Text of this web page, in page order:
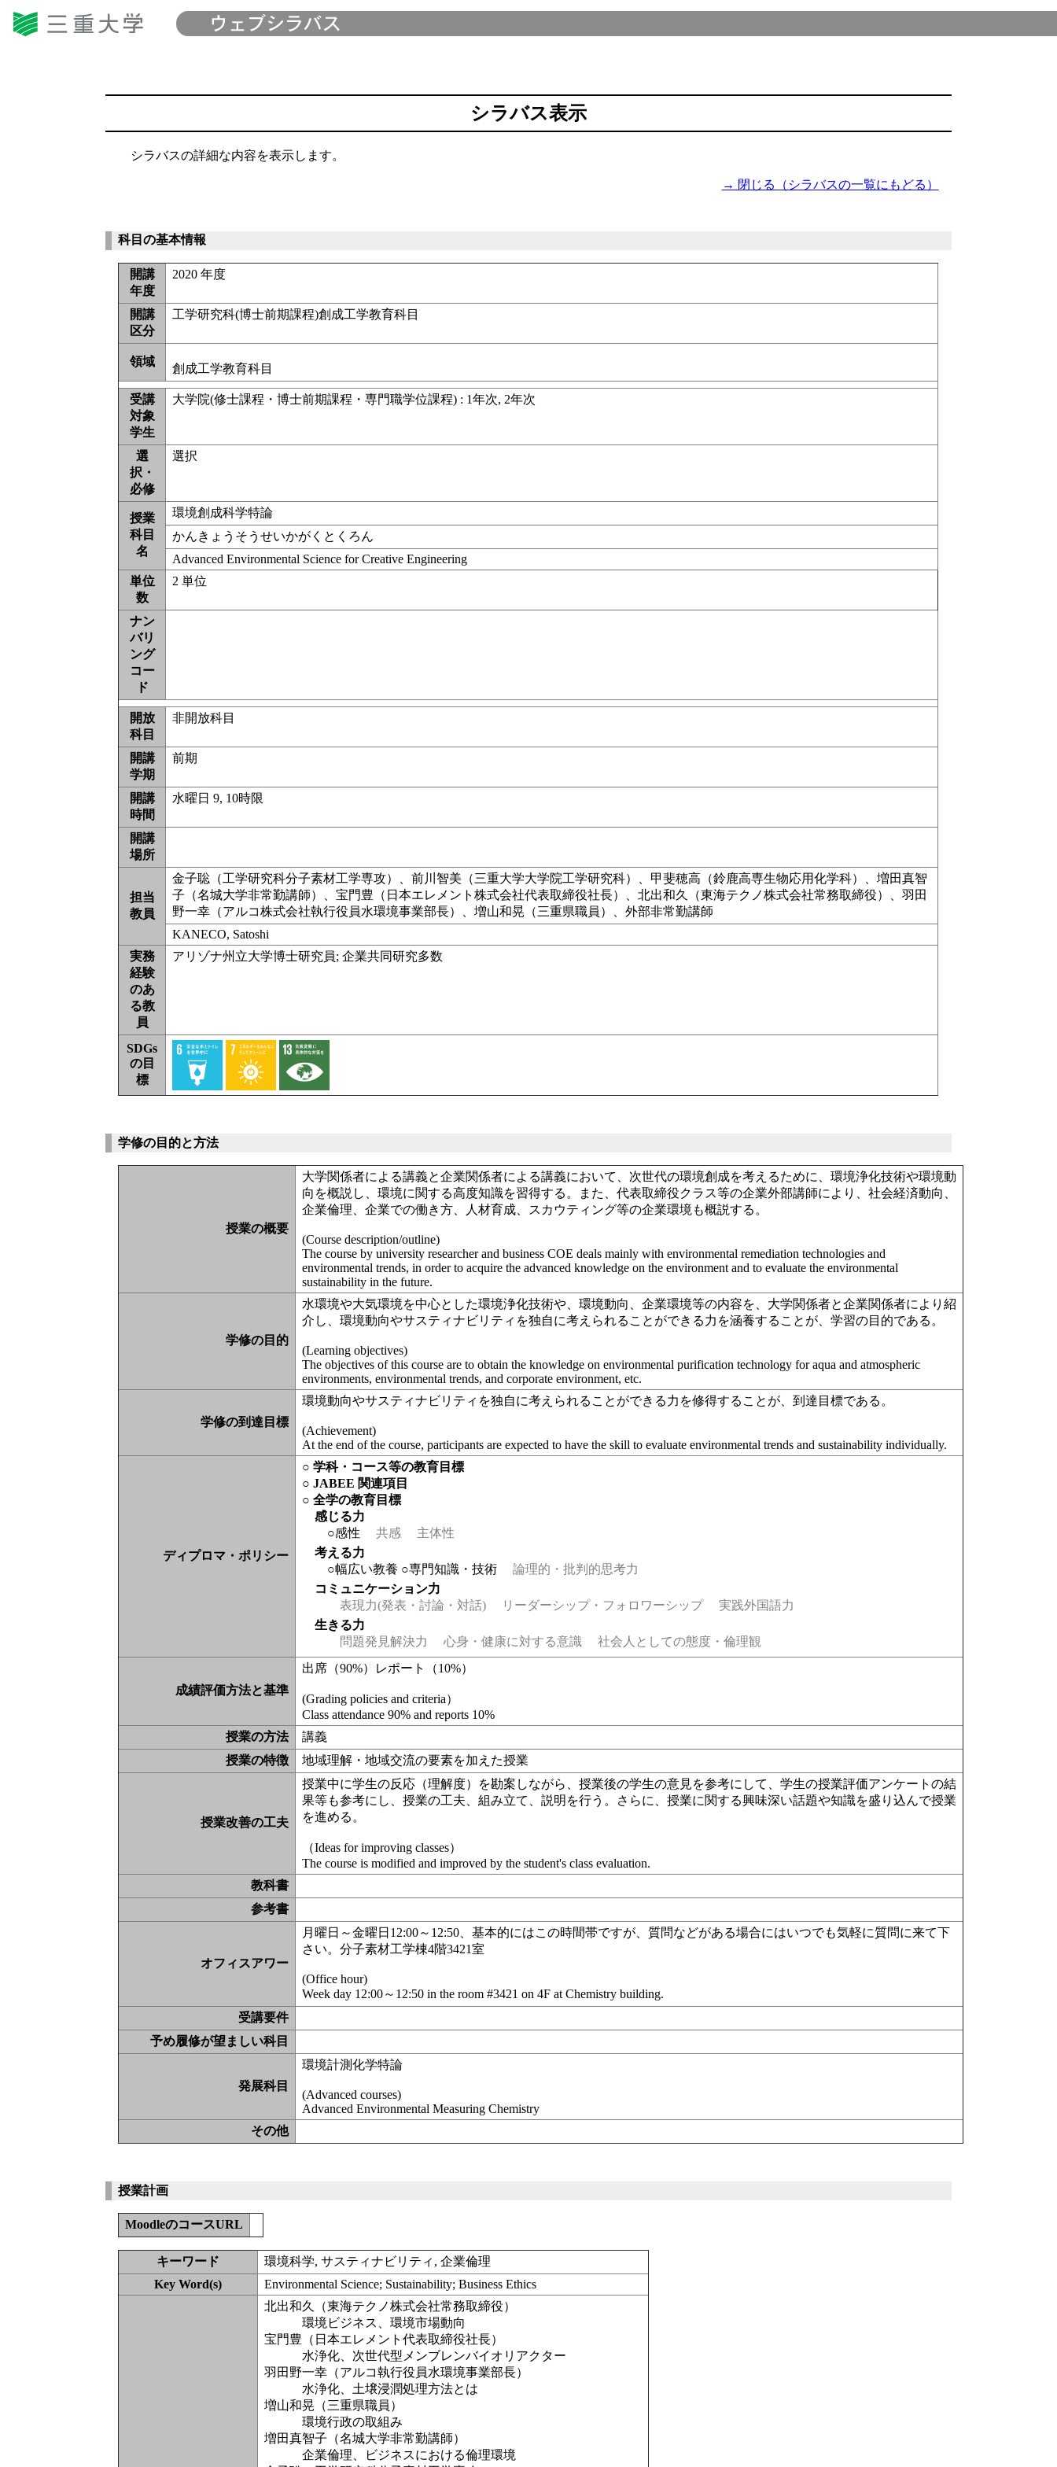
シラバス表示
シラバスの詳細な内容を表示します。
→ 閉じる（シラバスの一覧にもどる）
科目の基本情報
開講
年度
2020 年度
開講
区分
工学研究科(博士前期課程)創成工学教育科目
領域
創成工学教育科目
受講
対象
学生
大学院(修士課程・博士前期課程・専門職学位課程) : 1年次, 2年次
選
択・
必修
選択
授業
科目
名
環境創成科学特論
かんきょうそうせいかがくとくろん
Advanced Environmental Science for Creative Engineering
単位
数
2 単位
ナン
バリ
ング
コー
ド
開放
科目
非開放科目
開講
学期
前期
開講
時間
水曜日 9, 10時限
開講
場所
担当
教員
金子聡（工学研究科分子素材工学専攻）、前川智美（三重大学大学院工学研究科）、甲斐穂高（鈴鹿高専生物応用化学科）、増田真智
子（名城大学非常勤講師）、宝門豊（日本エレメント株式会社代表取締役社長）、北出和久（東海テクノ株式会社常務取締役）、羽田
野一幸（アルコ株式会社執行役員水環境事業部長）、増山和晃（三重県職員）、外部非常勤講師
KANECO, Satoshi
実務
経験
のあ
る教
員
アリゾナ州立大学博士研究員; 企業共同研究多数
SDGs
の目
標
学修の目的と方法
授業の概要
大学関係者による講義と企業関係者による講義において、次世代の環境創成を考えるために、環境浄化技術や環境動
向を概説し、環境に関する高度知識を習得する。また、代表取締役クラス等の企業外部講師により、社会経済動向、
企業倫理、企業での働き方、人材育成、スカウティング等の企業環境も概説する。
(Course description/outline)
The course by university researcher and business COE deals mainly with environmental remediation technologies and
environmental trends, in order to acquire the advanced knowledge on the environment and to evaluate the environmental
sustainability in the future.
学修の目的
水環境や大気環境を中心とした環境浄化技術や、環境動向、企業環境等の内容を、大学関係者と企業関係者により紹
介し、環境動向やサスティナビリティを独自に考えられることができる力を涵養することが、学習の目的である。
(Learning objectives)
The objectives of this course are to obtain the knowledge on environmental purification technology for aqua and atmospheric
environments, environmental trends, and corporate environment, etc.
学修の到達目標
環境動向やサスティナビリティを独自に考えられることができる力を修得することが、到達目標である。
(Achievement)
At the end of the course, participants are expected to have the skill to evaluate environmental trends and sustainability individually.
ディプロマ・ポリシー
○ 学科・コース等の教育目標
○ JABEE 関連項目
○ 全学の教育目標
感じる力
○感性
共感
主体性
考える力
○幅広い教養 ○専門知識・技術
論理的・批判的思考力
コミュニケーション力
表現力(発表・討論・対話)
リーダーシップ・フォロワーシップ
実践外国語力
生きる力
問題発見解決力
心身・健康に対する意識 社会人としての態度・倫理観
成績評価方法と基準
出席（90%）レポート（10%）
(Grading policies and criteria）
Class attendance 90% and reports 10%
授業の方法
講義
授業の特徴
地域理解・地域交流の要素を加えた授業
授業改善の工夫
授業中に学生の反応（理解度）を勘案しながら、授業後の学生の意見を参考にして、学生の授業評価アンケートの結
果等も参考にし、授業の工夫、組み立て、説明を行う。さらに、授業に関する興味深い話題や知識を盛り込んで授業
を進める。
（Ideas for improving classes）
The course is modified and improved by the student's class evaluation.
教科書
参考書
オフィスアワー
月曜日～金曜日12:00～12:50、基本的にはこの時間帯ですが、質問などがある場合にはいつでも気軽に質問に来て下
さい。分子素材工学棟4階3421室
(Office hour)
Week day 12:00～12:50 in the room #3421 on 4F at Chemistry building.
受講要件
予め履修が望ましい科目
発展科目
環境計測化学特論
(Advanced courses)
Advanced Environmental Measuring Chemistry
その他
授業計画
MoodleのコースURL
キーワード
環境科学, サスティナビリティ, 企業倫理
Key Word(s)
Environmental Science; Sustainability; Business Ethics
北出和久（東海テクノ株式会社常務取締役）
環境ビジネス、環境市場動向
宝門豊（日本エレメント代表取締役社長）
水浄化、次世代型メンブレンバイオリアクター
羽田野一幸（アルコ執行役員水環境事業部長）
水浄化、土壌浸潤処理方法とは
増山和晃（三重県職員）
環境行政の取組み
増田真智子（名城大学非常勤講師）
企業倫理、ビジネスにおける倫理環境